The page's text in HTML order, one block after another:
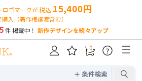
ロゴマークが 税込 15,400円
購入（著作権譲渡含む）
件 掲載中！ 新作デザインを続々アップ
＋ 条件検索
0 ?